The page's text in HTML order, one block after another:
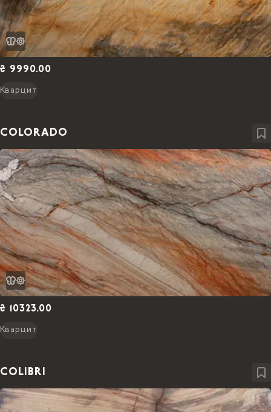
₴ 9990.00
Кварцит
COLORADO
₴ 10323.00
Кварцит
COLIBRI